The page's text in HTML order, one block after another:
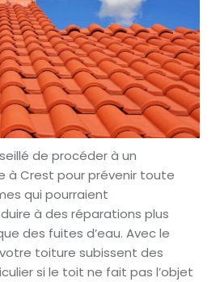
de procéder à un
à Crest pour prévenir toute
qui pourraient
à des réparations plus
des fuites d’eau. Avec le
toiture subissent des
si le toit ne fait pas l’objet